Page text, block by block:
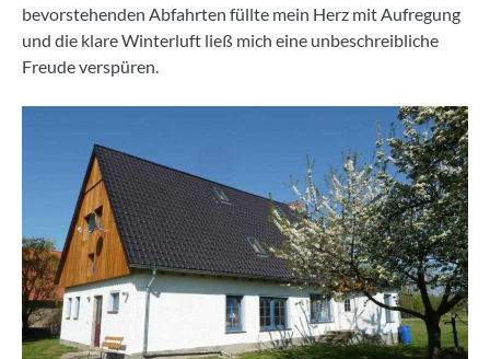
bevorstehenden Abfahrten füllte mein Herz mit Aufregung
und die klare Winterluft ließ mich eine unbeschreibliche
Freude verspüren.